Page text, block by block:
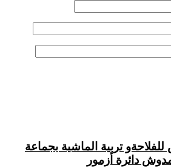
تربية الماشية بجماعة
دائرة أزمور